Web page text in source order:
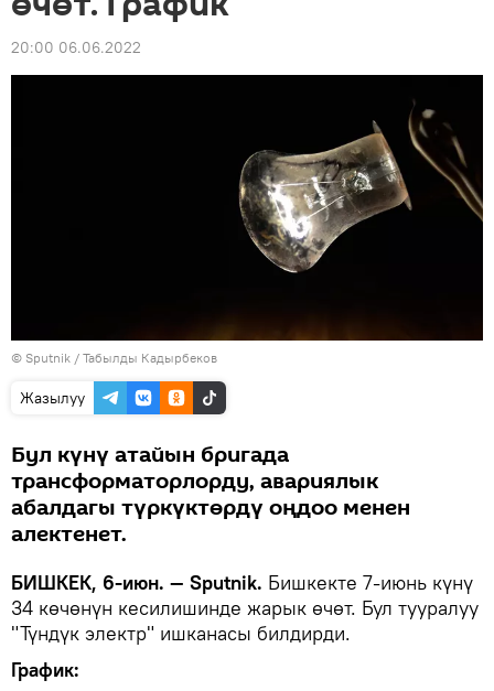
20:00 06.06.2022
© Sputnik / Табылды Кадырбеков
Жазылуу
Бул күнү атайын бригада
трансформаторлорду, авариялык
абалдагы түркүктөрдү оңдоо менен
алектенет.
БИШКЕК, 6-июн. — Sputnik. Бишкекте 7-июнь күнү
34 көчөнүн кесилишинде жарык өчөт. Бул тууралуу
"Түндүк электр" ишканасы билдирди.
График: